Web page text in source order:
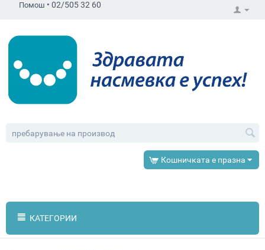
Помош • 02/505 32 60
Кошничката е празна
КАТЕГОРИИ